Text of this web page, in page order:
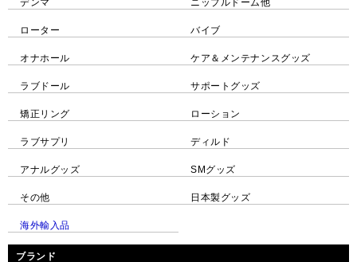
デンマ ニップルドーム他
ローター バイブ
オナホール ケア＆メンテナンスグッズ
ラブドール サポートグッズ
矯正リング ローション
ラブサプリ ディルド
アナルグッズ SMグッズ
その他 日本製グッズ
海外輸入品
ブランド